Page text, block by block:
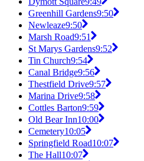
Greenhill Gardens9:50
Newleaze9:50
Marsh Road9:51
St Marys Gardens9:52
Tin Church9:54
Canal Bridge9:56
Thestfield Drive9:57
Marina Drive9:58
Cottles Barton9:59
Old Bear Inn10:00
Cemetery10:05
Springfield Road10:07
The Hall10:07